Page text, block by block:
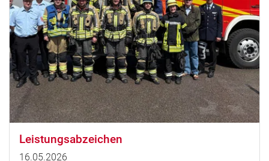
Leistungsabzeichen
16.05.2026